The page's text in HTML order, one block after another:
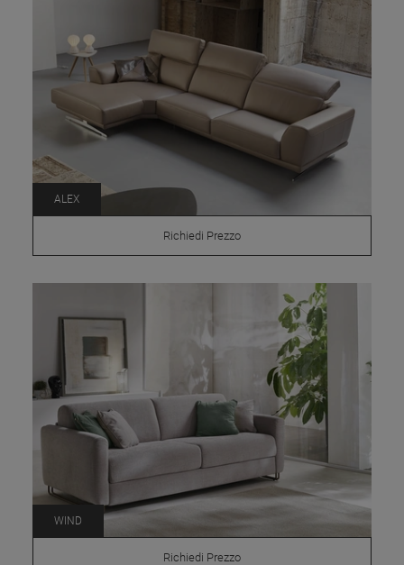
ALEX
Richiedi Prezzo
WIND
Richiedi Prezzo